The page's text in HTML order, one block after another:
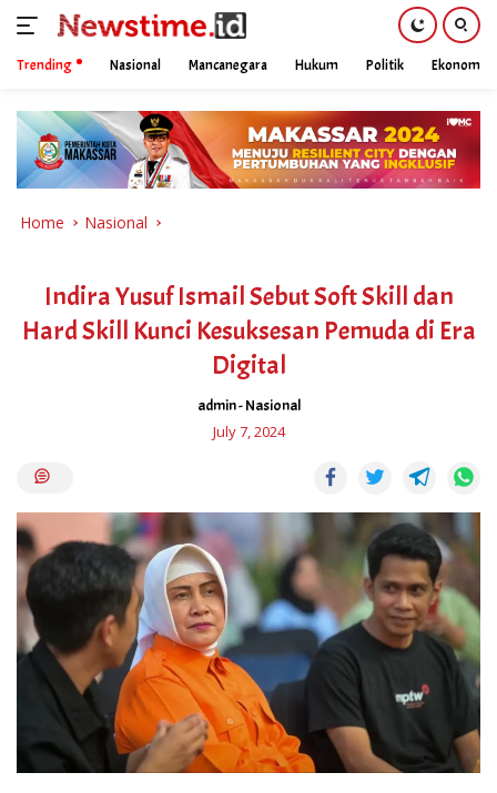
content
Trending Nasional Mancanegara Hukum Politik Ekonomi
Home Nasional
Indira Yusuf Ismail Sebut Soft Skill dan
Hard Skill Kunci Kesuksesan Pemuda di Era
Digital
admin-Nasional
July 7, 2024